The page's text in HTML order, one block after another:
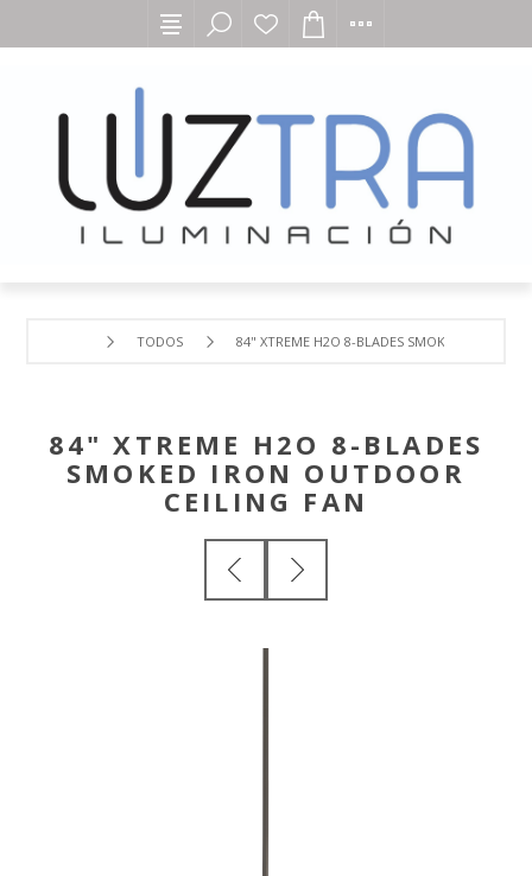
TODOS 84" XTREME H2O 8-BLADES SMOKED IRON
84" XTREME H2O 8-BLADES
SMOKED IRON OUTDOOR
CEILING FAN